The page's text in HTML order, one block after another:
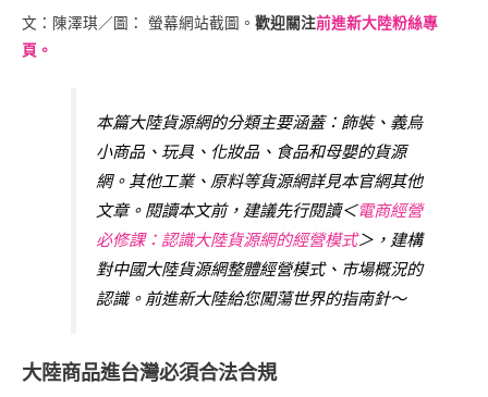
文：陳澤琪／圖： 螢幕網站截圖。 歡迎關注前進新大陸粉絲專
頁。
本篇大陸貨源網的分類主要涵蓋：飾裝、義烏
小商品、玩具、化妝品、食品和母嬰的貨源
網。其他工業、原料等貨源網詳見本官網其他
文章。閱讀本文前，建議先行閱讀＜電商經營
必修課：認識大陸貨源網的經營模式＞，建構
對中國大陸貨源網整體經營模式、市場概況的
認識。前進新大陸給您闖蕩世界的指南針～
大陸商品進台灣必須合法合規